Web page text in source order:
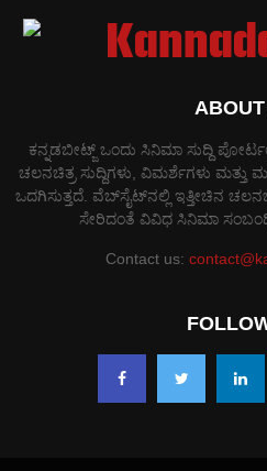
ಕನ್ನಡಬೀಟ್ಜ್ ಒಂದು ಸಿನಿಮಾ ಸುದ್ದಿ
ಚಲನಚಿತ್ರ ಸುದ್ದಿಗಳು, ವಿಮರ್ಶೆಗಳು
ಒದಗಿಸುತ್ತದೆ. ವೆಬ್‌ಸೈಟ್‌ನಲ್ಲಿ ಇತ್ತೀಚಿನ
ಸೇರಿದಂತೆ ವಿವಿಧ ಸಿನಿಮಾ
Contact us: